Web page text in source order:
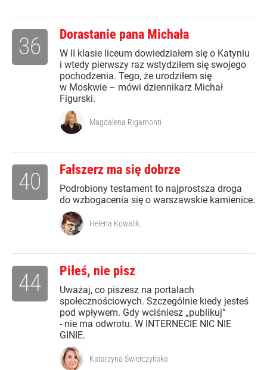
Dorastanie pana Michała
W II klasie liceum dowiedziałem się o Katyniu
i wtedy pierwszy raz wstydziłem się swojego
pochodzenia. Tego, że urodziłem się
w Moskwie – mówi dziennikarz Michał
Figurski.
36
Magdalena Rigamonti
Fałszerz ma się dobrze
Podrobiony testament to najprostsza droga
do wzbogacenia się o warszawskie kamienice.
40
Helena Kowalik
Piłeś, nie pisz
Uważaj, co piszesz na portalach
społecznościowych. Szczególnie kiedy jesteś
pod wpływem. Gdy wciśniesz „publikuj”
- nie ma odwrotu. W INTERNECIE NIC NIE
GINIE.
44
Katarzyna Świerczyńska